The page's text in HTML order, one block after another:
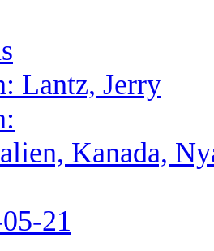
Lantz, Jerry
Kanada,
21